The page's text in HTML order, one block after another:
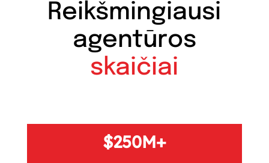
Reikšmingiausi
agentūros
skaičiai
250M+